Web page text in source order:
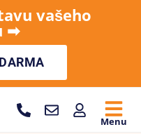
vašeho
➡︎
Menu